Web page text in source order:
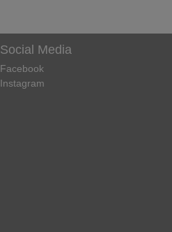
Social Media
Facebook
Instagram